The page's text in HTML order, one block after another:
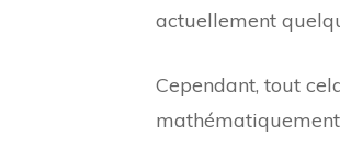
actuellement
Cependant, tout